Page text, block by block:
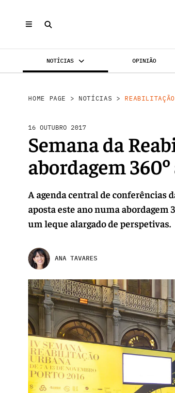
NOTÍCIAS OPINIÃO
HOME PAGE > NOTÍCIAS >
16 OUTUBRO 2017
Semana da
abordagem
A agenda central de conferências
aposta este ano numa abordagem
um leque alargado de perspetivas.
ANA TAVARES